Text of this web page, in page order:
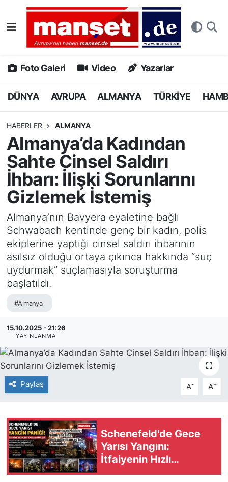
Foto Galeri Video Yazarlar
DÜNYA AVRUPA ALMANYA TÜRKİYE
HABERLER ALMANYA
Almanya’da Kadından
Sahte Cinsel Saldırı
İhbarı: İlişki Sorunlarını
Gizlemek İstemiş
Almanya’nın Bavyera eyaletine bağlı
Schwabach kentinde genç bir kadın, polis
ekiplerine yaptığı cinsel saldırı ihbarının
asılsız olduğu ortaya çıkınca hakkında “suç
uydurmak” suçlamasıyla soruşturma
başlatıldı.
#Almanya
15.10.2025 - 21:26
YAYINLANMA
Paylaş A- A+
Schenefeld'de Gece
Yarısı Yangını:
İtfaiyenin Hızlı
Müdahalesi Faciayı
DÜNYA
AVRUPA
ALMANYA
HAMBURG
SPOR
DEUTSCH
EKONOMİ
SİYASET
SAĞLIK
Nöbetçi Eczaneler
Hava Durumu
Namaz Vakitleri
Puan Durumu ve Fikstür
Tüm Manşetler
Son Dakika Haberleri
Haber Arşivi